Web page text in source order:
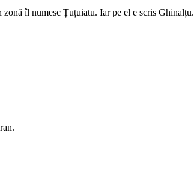
îl numesc Țuțuiatu. Iar pe el e scris Ghinalțu.